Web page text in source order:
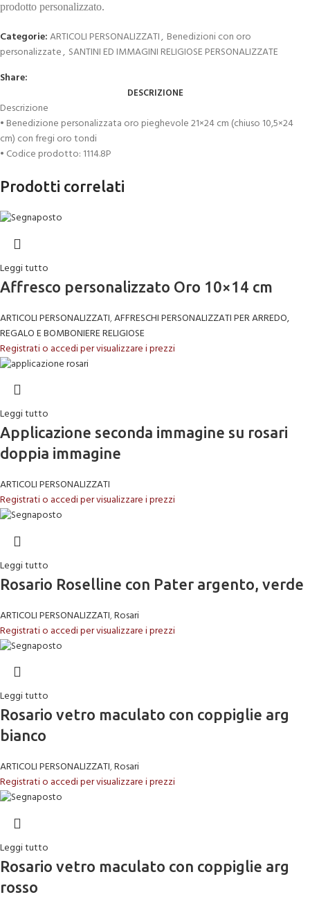
prodotto personalizzato.
Categorie:ARTICOLI PERSONALIZZATI, Benedizioni con oro
personalizzate, SANTINI ED IMMAGINI RELIGIOSE PERSONALIZZATE
Share:
DESCRIZIONE
Descrizione
• Benedizione personalizzata oro pieghevole 21×24 cm (chiuso 10,5×24
cm) con fregi oro tondi
• Codice prodotto: 1114.8P
Prodotti correlati
Leggi tutto
Affresco personalizzato Oro 10×14 cm
ARTICOLI PERSONALIZZATI,AFFRESCHI PERSONALIZZATI PER ARREDO,
REGALO E BOMBONIERE RELIGIOSE
Registrati o accedi per visualizzare i prezzi
Leggi tutto
Applicazione seconda immagine su rosari
doppia immagine
ARTICOLI PERSONALIZZATI
Registrati o accedi per visualizzare i prezzi
Leggi tutto
Rosario Roselline con Pater argento, verde
ARTICOLI PERSONALIZZATI,Rosari
Registrati o accedi per visualizzare i prezzi
Leggi tutto
Rosario vetro maculato con coppiglie arg
bianco
ARTICOLI PERSONALIZZATI,Rosari
Registrati o accedi per visualizzare i prezzi
Leggi tutto
Rosario vetro maculato con coppiglie arg
rosso